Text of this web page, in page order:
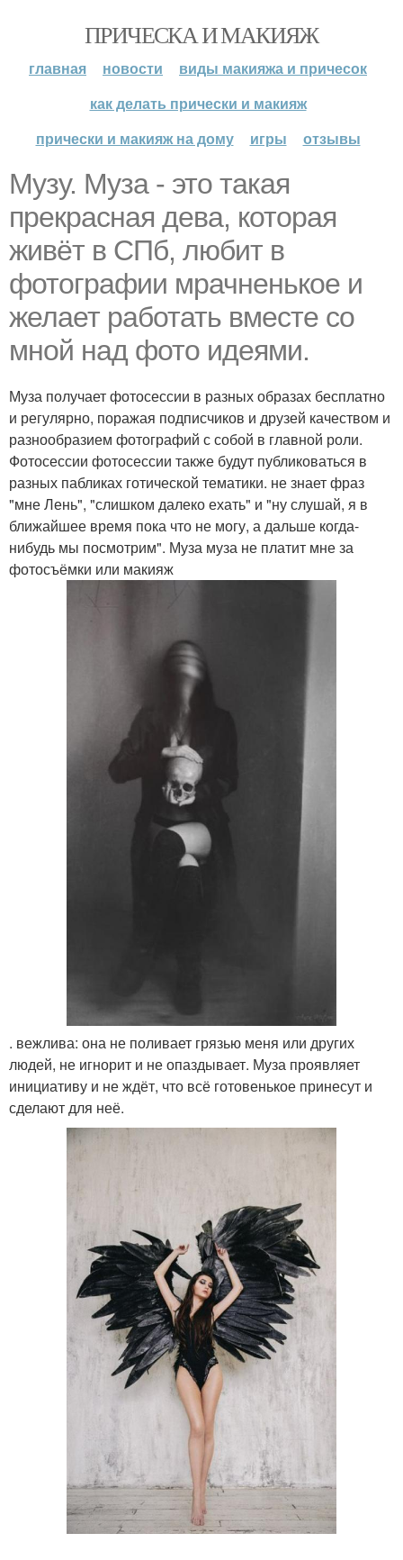
ПРИЧЕСКА И МАКИЯЖ
главная новости
виды макияжа и причесок
как делать прически и макияж
прически и макияж на дому
игры отзывы
Музу. Муза - это такая
прекрасная дева, которая
живёт в СПб, любит в
фотографии мрачненькое и
желает работать вместе со
мной над фото идеями.
Муза получает фотосессии в разных образах бесплатно
и регулярно, поражая подписчиков и друзей качеством и
разнообразием фотографий с собой в главной роли.
Фотосессии фотосессии также будут публиковаться в
разных пабликах готической тематики. не знает фраз
"мне Лень", "слишком далеко ехать" и "ну слушай, я в
ближайшее время пока что не могу, а дальше когда-
нибудь мы посмотрим". Муза муза не платит мне за
фотосъёмки или макияж
. вежлива: она не поливает грязью меня или других
людей, не игнорит и не опаздывает. Муза проявляет
инициативу и не ждёт, что всё готовенькое принесут и
сделают для неё.